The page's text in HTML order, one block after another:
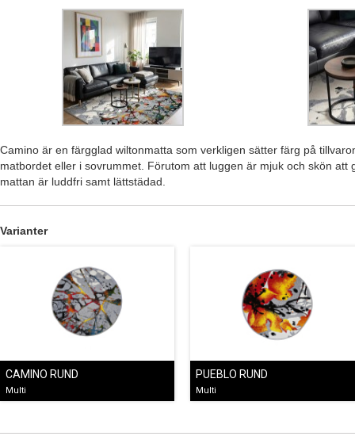
Camino är en färgglad wiltonmatta som verkligen sätter färg på
matbordet eller i sovrummet. Förutom att luggen är mjuk och skön
mattan är luddfri samt lättstädad.
Varianter
CAMINO RUND
Multi
PUEBLO RUND
Multi